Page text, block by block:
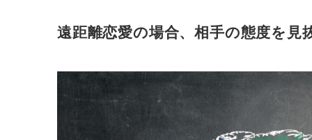
遠距離恋愛の場合、相手の態度を見